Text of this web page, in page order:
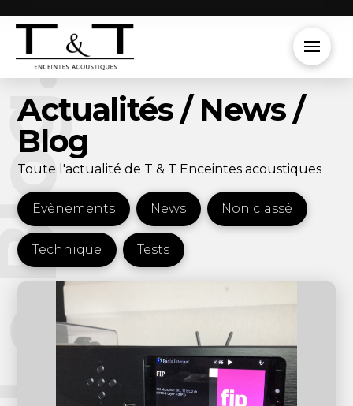
Actualités / News /
Blog
Toute l'actualité de T & T Enceintes acoustiques
Evènements News Non classé
Technique Tests